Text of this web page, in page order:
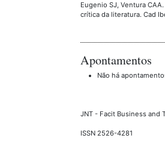
Eugenio SJ, Ventura
crítica da literatura. Cad
Apontamentos
Não há
JNT - Facit Business and
ISSN 2526-4281